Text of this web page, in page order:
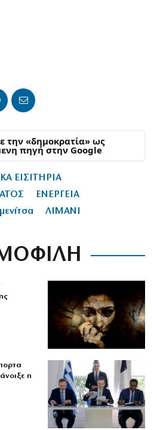
την «δημοκρατία» ως
πηγή στην Google
ΕΙΣΙΤΗΡΙΑ
ΕΝΕΡΓΕΙΑ
ΛΙΜΑΝΙ
η